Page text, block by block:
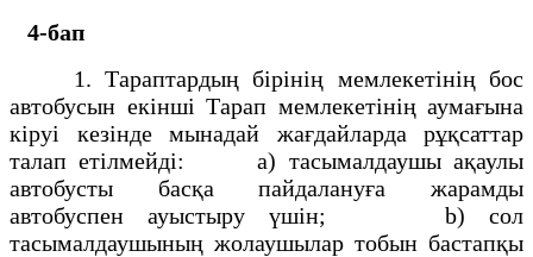
4-бап
1. Тараптардың бірінің мемлекетінің бос
автобусын екінші Тарап мемлекетінің аумағына
кіруі кезінде мынадай жағдайларда рұқсаттар
талап етілмейді: а) тасымалдаушы ақаулы
автобусты басқа пайдалануға жарамды
автобуспен ауыстыру үшін; b) сол
тасымалдаушының жолаушылар тобын бастапқы